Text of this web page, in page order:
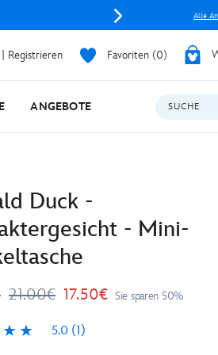
Alle
Registrieren Favoriten 0
ANGEBOTE SUCHE
Duck -
- Mini-
21.00€ 17.50€ Sie sparen 50%
5.0 (1)